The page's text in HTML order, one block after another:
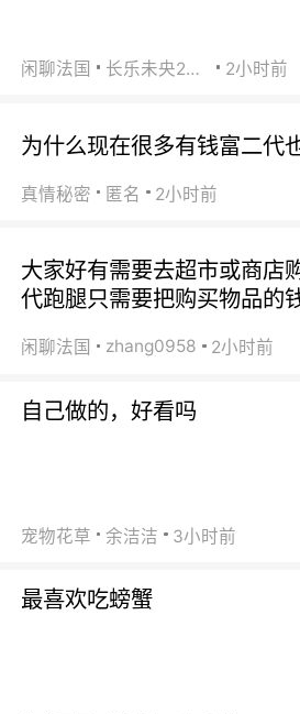
闲聊法国 长乐未央2015 2小时前
为什么现在很多有钱富二代
真情秘密 匿名 2小时前
大家好有需要去超市或商店
代跑腿只需要把购买物品的
闲聊法国 zhang0958 2小时前
自己做的，好看吗
宠物花草 余洁洁 3小时前
最喜欢吃螃蟹